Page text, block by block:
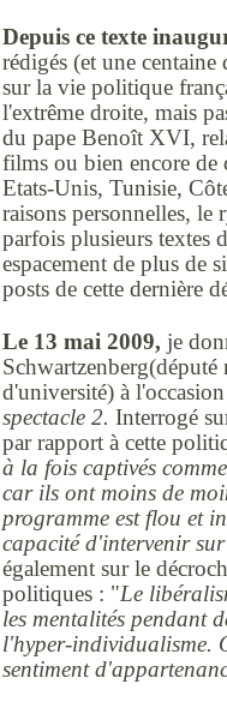
Depuis ce texte
rédigés (et une centaine
sur la vie politique
l'extrême droite, mais
du pape Benoît XVI,
films ou bien encore
Etats-Unis, Tunisie,
raisons personnelles, le
parfois plusieurs textes
espacement de plus de
posts de cette dernière
Le 13 mai 2009, je
Schwartzenberg(député
d'université) à
spectacle 2. Interrogé
par rapport à cette
à la fois captivés
car ils ont moins de
programme est flou et
capacité d'intervenir
également sur le
politiques : "Le
les mentalités pendant
l'hyper-individualisme.
sentiment